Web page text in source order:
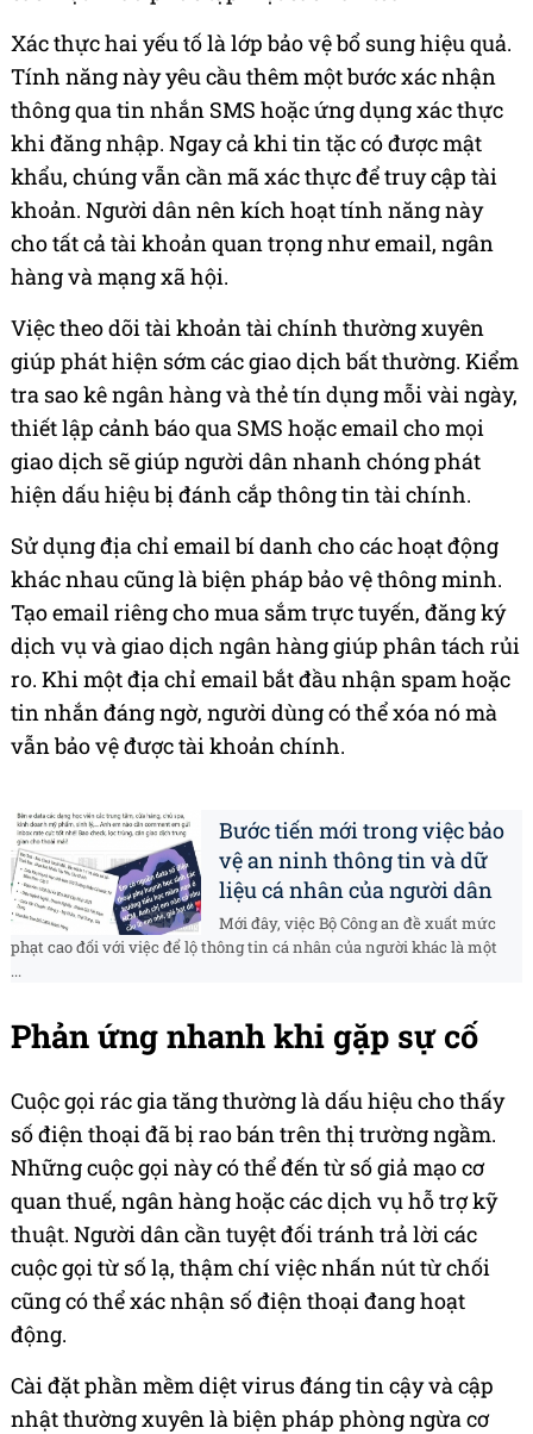
Xác thực hai yếu tố là lớp bảo vệ bổ sung hiệu quả.
Tính năng này yêu cầu thêm một bước xác nhận
thông qua tin nhắn SMS hoặc ứng dụng xác thực
khi đăng nhập. Ngay cả khi tin tặc có được mật
khẩu, chúng vẫn cần mã xác thực để truy cập tài
khoản. Người dân nên kích hoạt tính năng này
cho tất cả tài khoản quan trọng như email, ngân
hàng và mạng xã hội.
Việc theo dõi tài khoản tài chính thường xuyên
giúp phát hiện sớm các giao dịch bất thường. Kiểm
tra sao kê ngân hàng và thẻ tín dụng mỗi vài ngày,
thiết lập cảnh báo qua SMS hoặc email cho mọi
giao dịch sẽ giúp người dân nhanh chóng phát
hiện dấu hiệu bị đánh cắp thông tin tài chính.
Sử dụng địa chỉ email bí danh cho các hoạt động
khác nhau cũng là biện pháp bảo vệ thông minh.
Tạo email riêng cho mua sắm trực tuyến, đăng ký
dịch vụ và giao dịch ngân hàng giúp phân tách rủi
ro. Khi một địa chỉ email bắt đầu nhận spam hoặc
tin nhắn đáng ngờ, người dùng có thể xóa nó mà
vẫn bảo vệ được tài khoản chính.
Bước tiến mới trong việc bảo
vệ an ninh thông tin và dữ
liệu cá nhân của người dân
Mới đây, việc Bộ Công an đề xuất mức
phạt cao đối với việc để lộ thông tin cá nhân của người khác là một
...
Phản ứng nhanh khi gặp sự cố
Cuộc gọi rác gia tăng thường là dấu hiệu cho thấy
số điện thoại đã bị rao bán trên thị trường ngầm.
Những cuộc gọi này có thể đến từ số giả mạo cơ
quan thuế, ngân hàng hoặc các dịch vụ hỗ trợ kỹ
thuật. Người dân cần tuyệt đối tránh trả lời các
cuộc gọi từ số lạ, thậm chí việc nhấn nút từ chối
cũng có thể xác nhận số điện thoại đang hoạt
động.
Cài đặt phần mềm diệt virus đáng tin cậy và cập
nhật thường xuyên là biện pháp phòng ngừa cơ